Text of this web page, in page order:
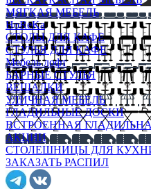
МЯГКАЯ МЕБЕЛЬ
HoReKa
СТОЛЫ ДЛЯ КАФЕ
СТУЛЬЯ ДЛЯ КАФЕ
Мебель лофт
БАРНЫЕ СТУЛЬЯ
ВЕШАЛКИ
УЛИЧНАЯ МЕБЕЛЬ
ГЛАДИЛЬНЫЕ ДОСКИ
ВСТРОЕННАЯ
АКЦИИ
СТОЛЕШНИЦЫ ДЛЯ
ЗАКАЗАТЬ РАСПИЛ